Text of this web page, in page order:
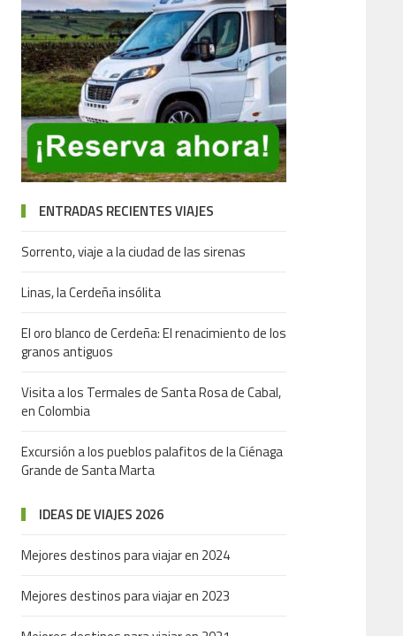
ENTRADAS RECIENTES VIAJES
Sorrento, viaje a la ciudad de las sirenas
Linas, la Cerdeña insólita
El oro blanco de Cerdeña: El renacimiento de los
granos antiguos
Visita a los Termales de Santa Rosa de Cabal,
en Colombia
Excursión a los pueblos palafitos de la Ciénaga
Grande de Santa Marta
IDEAS DE VIAJES 2026
Mejores destinos para viajar en 2024
Mejores destinos para viajar en 2023